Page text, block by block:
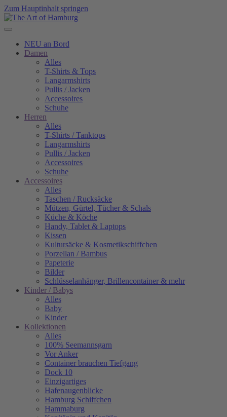
Zum Hauptinhalt springen
NEU an Bord
Damen
Alles
T-Shirts & Tops
Langarmshirts
Pullis / Jacken
Accessoires
Schuhe
Herren
Alles
T-Shirts / Tanktops
Langarmshirts
Pullis / Jacken
Accessoires
Schuhe
Accessoires
Alles
Taschen / Rucksäcke
Mützen, Gürtel, Tücher & Schals
Küche & Köche
Handy, Tablet & Laptops
Kissen
Kultursäcke & Kosmetikschiffchen
Porzellan / Bambus
Papeterie
Bilder
Schlüsselanhänger, Brillencontainer & mehr
Kinder / Babys
Alles
Baby
Kinder
Kollektionen
Alles
100% Seemannsgarn
Vor Anker
Container brauchen Tiefgang
Dock 10
Einzigartiges
Hafenaugen­blicke
Hamburg Schiffchen
Hammaburg